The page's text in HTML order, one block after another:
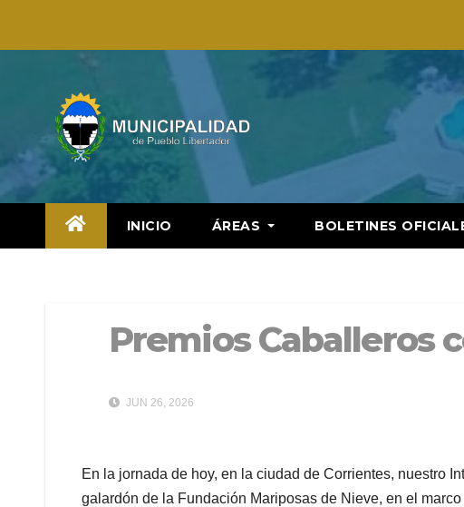
INICIO ÁREAS BOLETINES
Premios Caballeros
JUN 26, 2026
En la jornada de hoy, en la ciudad de Corrientes, nuestro
galardón de la Fundación Mariposas de Nieve, en el